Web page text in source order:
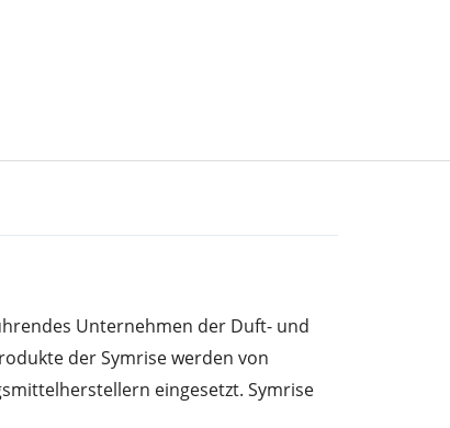
Unternehmen der Duft- und
der Symrise werden von
eingesetzt. Symrise
globalen Markt für Duft- und